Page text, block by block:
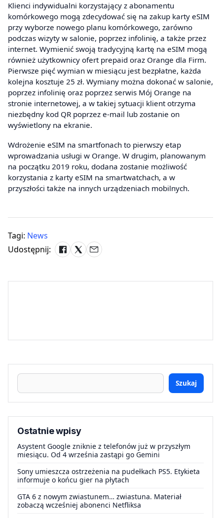
Klienci indywidualni korzystający z abonamentu
komórkowego mogą zdecydować się na zakup karty eSIM
przy wyborze nowego planu komórkowego, zarówno
podczas wizyty w salonie, poprzez infolinię, a także przez
internet. Wymienić swoją tradycyjną kartę na eSIM mogą
również użytkownicy ofert prepaid oraz Orange dla Firm.
Pierwsze pięć wymian w miesiącu jest bezpłatne, każda
kolejna kosztuje 25 zł. Wymiany można dokonać w salonie,
poprzez infolinię oraz poprzez serwis Mój Orange na
stronie internetowej, a w takiej sytuacji klient otrzyma
niezbędny kod QR poprzez e-mail lub zostanie on
wyświetlony na ekranie.
Wdrożenie eSIM na smartfonach to pierwszy etap
wprowadzania usługi w Orange. W drugim, planowanym
na początku 2019 roku, dodana zostanie możliwość
korzystania z karty eSIM na smartwatchach, a w
przyszłości także na innych urządzeniach mobilnych.
Tagi: News
Udostępnij:
Szukaj
Ostatnie wpisy
Asystent Google zniknie z telefonów już w przyszłym
miesiącu. Od 4 września zastąpi go Gemini
Sony umieszcza ostrzeżenia na pudełkach PS5. Etykieta
informuje o końcu gier na płytach
GTA 6 z nowym zwiastunem… zwiastuna. Materiał
zobaczą wcześniej abonenci Netfliksa